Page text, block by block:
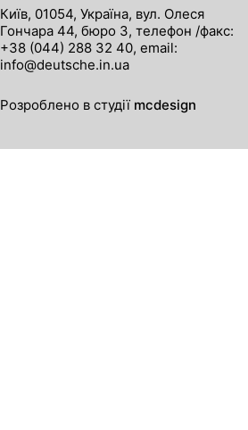
Київ, 01054, Україна, вул. Олеся
Гончара 44, бюро 3, телефон /факс:
+38 (044) 288 32 40, email:
info@deutsche.in.ua
Розроблено в студії mcdesign